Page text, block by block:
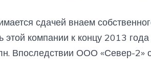
сдачей внаем
компании к концу 2013
Впоследствии ООО «Север-2»